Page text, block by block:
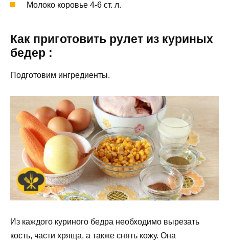
Молоко коровье 4-6 ст. л.
Как приготовить рулет из куриных
бедер :
Подготовим ингредиенты.
Из каждого куриного бедра необходимо вырезать
кость, части хряща, а также снять кожу. Она